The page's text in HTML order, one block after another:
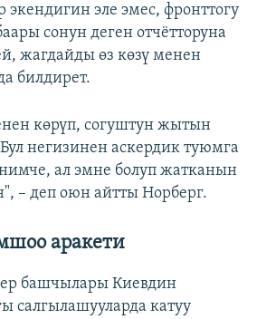
экендигин эле эмес, фронттогу
сонун деген отчётторуна
жагдайды өз көзү менен
билдирет.
көрүп, согуштун жытын
негизинен аскердик туюмга
ал эмне болуп жатканын
– деп оюн айтты Норберг.
аракети
башчылары Киевдин
салгылашууларда катуу